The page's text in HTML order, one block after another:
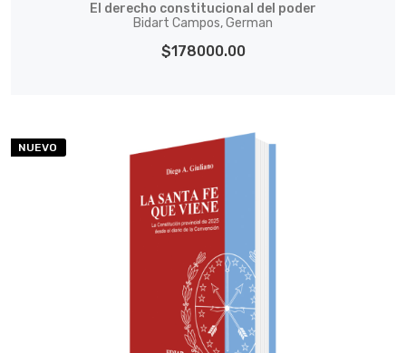
El derecho constitucional del poder
Bidart Campos, German
$178000.00
NUEVO